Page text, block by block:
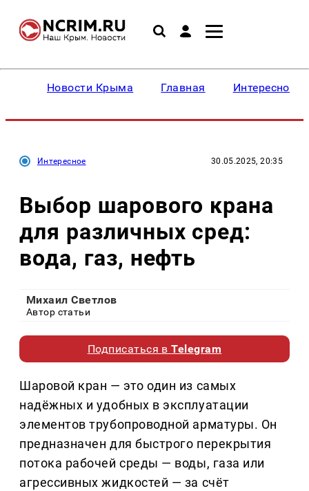
Новости Крыма Главная Интересное
Интересное 30.05.2025, 20:35
Выбор шарового крана
для различных сред:
вода, газ, нефть
Михаил Светлов
Автор статьи
Подписаться вTelegram
Шаровой кран — это один из самых
надёжных и удобных в эксплуатации
элементов трубопроводной арматуры. Он
предназначен для быстрого перекрытия
потока рабочей среды — воды, газа или
агрессивных жидкостей — за счёт